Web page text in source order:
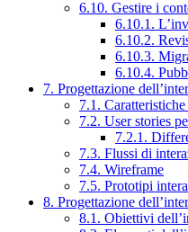
6.10. Gestire i
6.10.1.
6.10.2.
6.10.3.
6.10.4.
7. Progettazione
7.1.
7.2. User stories
7.2.1.
7.3. Flussi di
7.4. Wireframe
7.5. Prototipi
8. Progettazione
8.1. Obiettivi